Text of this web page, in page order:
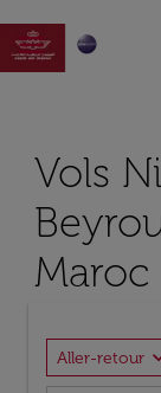

Vols
Maroc
Aller-retour